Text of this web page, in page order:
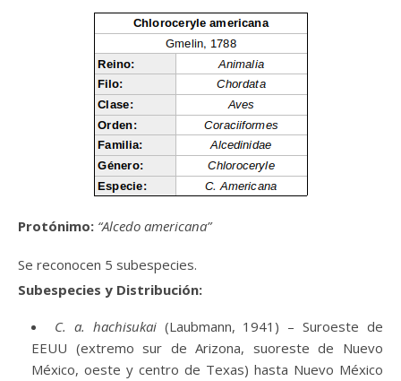
Protónimo: “Alcedo americana”
Se reconocen 5 subespecies.
Subespecies y Distribución:
C. a. hachisukai(Laubmann, 1941) – Suroeste de
EEUU (extremo sur de Arizona, suoreste de Nuevo
México, oeste y centro de Texas) hasta Nuevo México